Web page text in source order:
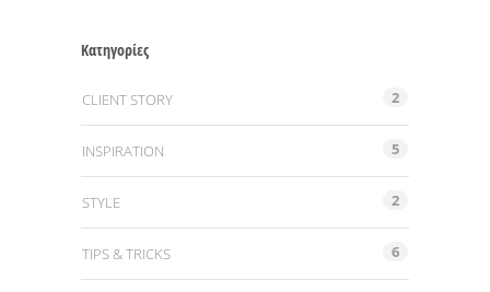
Kατηγορίες
CLIENT STORY 2
INSPIRATION 5
STYLE 2
TIPS & TRICKS 6